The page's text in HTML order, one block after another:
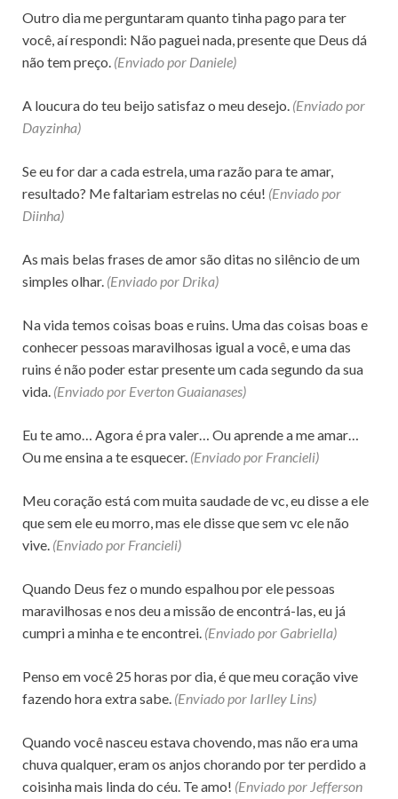
Outro dia me perguntaram quanto tinha pago para ter
você, aí respondi: Não paguei nada, presente que Deus dá
não tem preço. (Enviado por Daniele)
A loucura do teu beijo satisfaz o meu desejo. (Enviado por
Dayzinha)
Se eu for dar a cada estrela, uma razão para te amar,
resultado? Me faltariam estrelas no céu! (Enviado por
Diinha)
As mais belas frases de amor são ditas no silêncio de um
simples olhar. (Enviado por Drika)
Na vida temos coisas boas e ruins. Uma das coisas boas e
conhecer pessoas maravilhosas igual a você, e uma das
ruins é não poder estar presente um cada segundo da sua
vida. (Enviado por Everton Guaianases)
Eu te amo… Agora é pra valer… Ou aprende a me amar…
Ou me ensina a te esquecer. (Enviado por Francieli)
Meu coração está com muita saudade de vc, eu disse a ele
que sem ele eu morro, mas ele disse que sem vc ele não
vive. (Enviado por Francieli)
Quando Deus fez o mundo espalhou por ele pessoas
maravilhosas e nos deu a missão de encontrá-las, eu já
cumpri a minha e te encontrei. (Enviado por Gabriella)
Penso em você 25 horas por dia, é que meu coração vive
fazendo hora extra sabe. (Enviado por Iarlley Lins)
Quando você nasceu estava chovendo, mas não era uma
chuva qualquer, eram os anjos chorando por ter perdido a
coisinha mais linda do céu. Te amo! (Enviado por Jefferson